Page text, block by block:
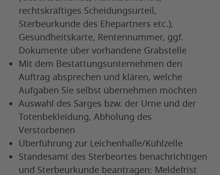
rechtskräftiges Scheidungsurteil,
Sterbeurkunde des Ehepartners etc.),
Gesundheitskarte, Rentennummer, ggf.
Dokumente über vorhandene Grabstelle
Mit dem Bestattungsunternehmen den
Auftrag absprechen und klären, welche
Aufgaben Sie selbst übernehmen möchten
Auswahl des Sarges bzw. der Urne und der
Totenbekleidung, Abholung des
Verstorbenen
Überführung zur Leichenhalle/Kühlzelle
Standesamt des Sterbeortes benachrichtigen
und Sterbeurkunde beantragen: Meldefrist